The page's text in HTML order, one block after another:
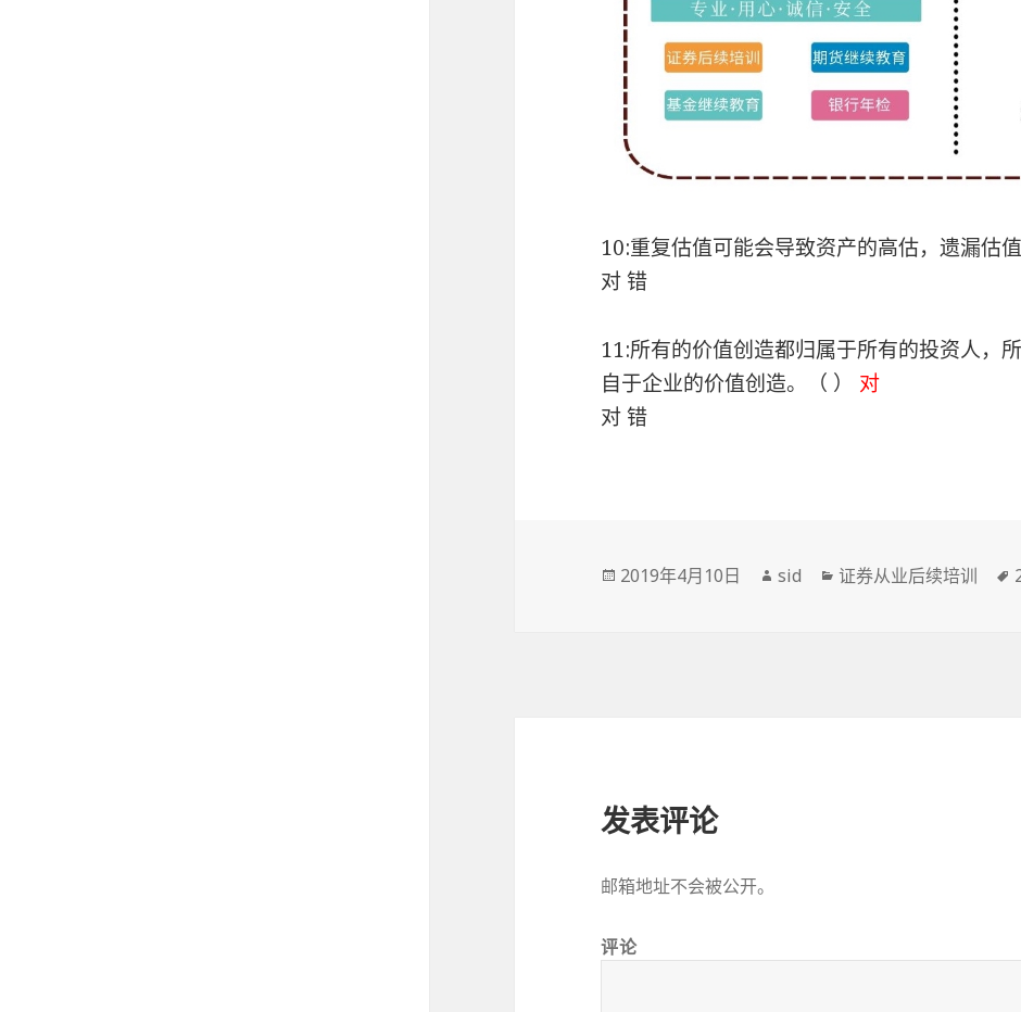
10:重复估值可能会导致资产的高估，遗漏估
对 错
11:所有的价值创造都归属于所有的投资人，
自于企业的价值创造。（ ） 对
对 错
发
2019年4月10日
作
sid
分
证券从业后续培训
发表评论
邮箱地址不会被公开。
评论